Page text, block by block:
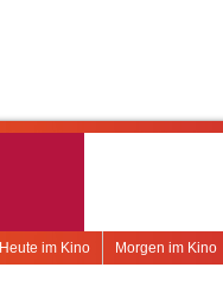
Morgen im Kino
Heute im Kino